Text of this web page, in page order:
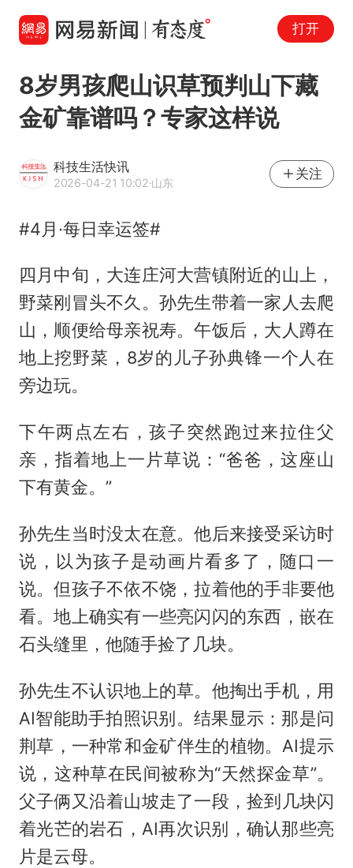
打开
8岁男孩爬山识草预判山下藏
金矿靠谱吗？专家这样说
科技生活快讯
2026-04-21 10:02·山东
关注
#4月·每日幸运签#
四月中旬，大连庄河大营镇附近的山上，
野菜刚冒头不久。孙先生带着一家人去爬
山，顺便给母亲祝寿。午饭后，大人蹲在
地上挖野菜，8岁的儿子孙典锋一个人在
旁边玩。
下午两点左右，孩子突然跑过来拉住父
亲，指着地上一片草说：“爸爸，这座山
下有黄金。”
孙先生当时没太在意。他后来接受采访时
说，以为孩子是动画片看多了，随口一
说。但孩子不依不饶，拉着他的手非要他
看。地上确实有一些亮闪闪的东西，嵌在
石头缝里，他随手捡了几块。
孙先生不认识地上的草。他掏出手机，用
AI智能助手拍照识别。结果显示：那是问
荆草，一种常和金矿伴生的植物。AI提示
说，这种草在民间被称为“天然探金草”。
父子俩又沿着山坡走了一段，捡到几块闪
着光芒的岩石，AI再次识别，确认那些亮
片是云母。